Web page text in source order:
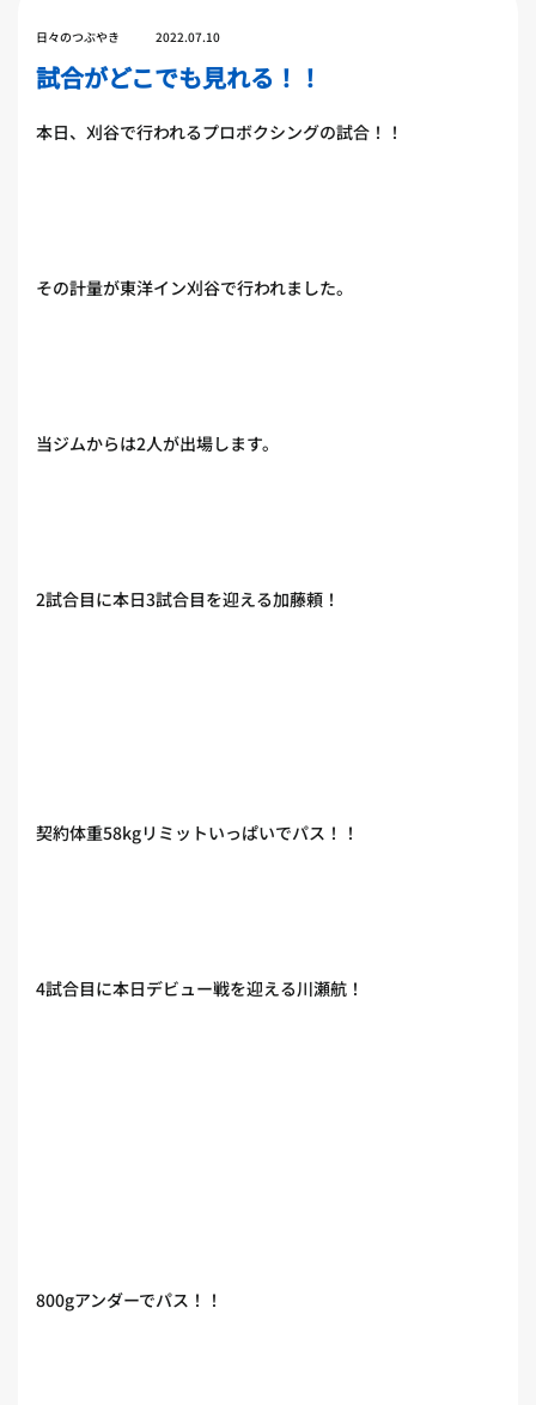
日々のつぶやき 2022.07.10
試合がどこでも見れる！！
本日、刈谷で行われるプロボクシングの試合！！
その計量が東洋イン刈谷で行われました。
当ジムからは2人が出場します。
2試合目に本日3試合目を迎える加藤頼！
契約体重58kgリミットいっぱいでパス！！
4試合目に本日デビュー戦を迎える川瀬航！
800gアンダーでパス！！